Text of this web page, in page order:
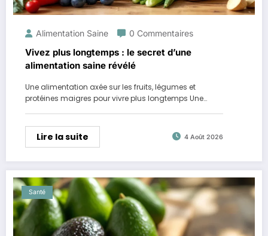
Alimentation Saine 0 Commentaires
Vivez plus longtemps : le secret d’une
alimentation saine révélé
Une alimentation axée sur les fruits, légumes et
protéines maigres pour vivre plus longtemps Une…
Lire la suite 4 Août 2026
Santé